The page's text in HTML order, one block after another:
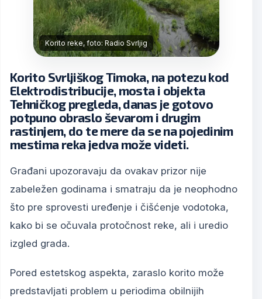
Korito reke, foto: Radio Svrljig
Korito Svrljiškog Timoka, na potezu kod
Elektrodistribucije, mosta i objekta
Tehničkog pregleda, danas je gotovo
potpuno obraslo ševarom i drugim
rastinjem, do te mere da se na pojedinim
mestima reka jedva može videti.
Građani upozoravaju da ovakav prizor nije
zabeležen godinama i smatraju da je neophodno
što pre sprovesti uređenje i čišćenje vodotoka,
kako bi se očuvala protočnost reke, ali i uredio
izgled grada.
Pored estetskog aspekta, zaraslo korito može
predstavljati problem u periodima obilnijih